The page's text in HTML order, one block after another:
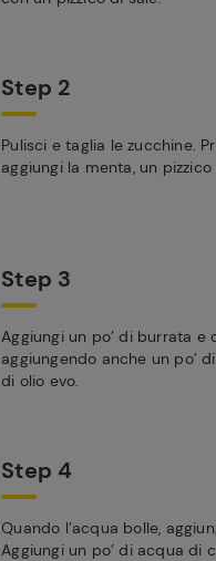
Step 2
Pulisci e taglia le zucchine.
aggiungi la menta, un
Step 3
Aggiungi un po’ di burrata e
aggiungendo anche un po’
di olio evo.
Step 4
Quando l’acqua bolle,
Aggiungi un po’ di acqua di